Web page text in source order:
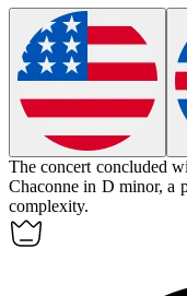
The concert concluded
Chaconne in D minor, a
complexity.